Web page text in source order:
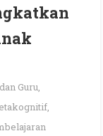
Guru,
,